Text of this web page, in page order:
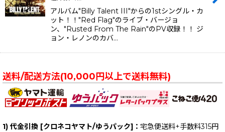
アルバム"Billy Talent III"からの1stシングル・カ
ット！！"Red Flag"のライブ・バージョ
ン、"Rusted From The Rain"のPV収録！！ ジ
ョン・レノンのカバ…
送料/配送方法(10,000円以上で送料無料)
1) 代金引換 [クロネコヤマト/ゆうパック]： 宅急便送料+手数料315円